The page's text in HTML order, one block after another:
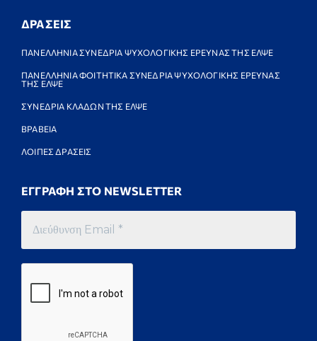
ΔΡΑΣΕΙΣ
ΠΑΝΕΛΛΗΝΙΑ ΣΥΝΕΔΡΙΑ ΨΥΧΟΛΟΓΙΚΗΣ ΕΡΕΥΝΑΣ ΤΗΣ ΕΛΨΕ
ΠΑΝΕΛΛΗΝΙΑ ΦΟΙΤΗΤΙΚΑ ΣΥΝΕΔΡΙΑ ΨΥΧΟΛΟΓΙΚΗΣ ΕΡΕΥΝΑΣ
ΤΗΣ ΕΛΨΕ
ΣΥΝΕΔΡΙΑ ΚΛΑΔΩΝ ΤΗΣ ΕΛΨΕ
ΒΡΑΒΕΙΑ
ΛΟΙΠΕΣ ΔΡΑΣΕΙΣ
ΕΓΓΡΑΦΗ ΣΤΟ NEWSLETTER